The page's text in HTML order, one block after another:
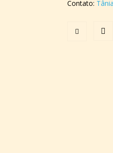
Contato: